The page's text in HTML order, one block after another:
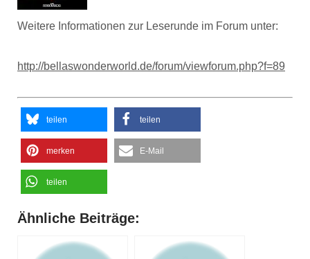
Weitere Informationen zur Leserunde im Forum unter:
http://bellaswonderworld.de/forum/viewforum.php?f=89
teilen teilen
merken E-Mail
teilen
Ähnliche Beiträge: